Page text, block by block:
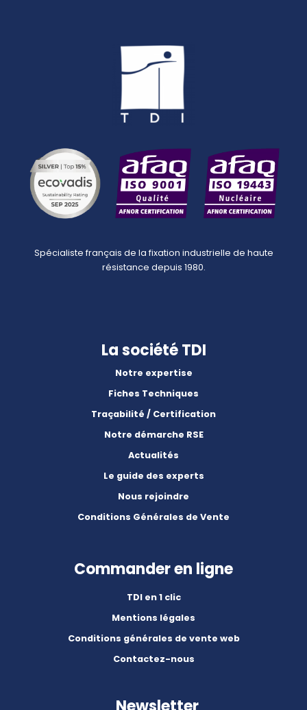
Spécialiste français de la fixation industrielle de haute
résistance depuis 1980.
La société TDI
Notre expertise
Fiches Techniques
Traçabilité / Certification
Notre démarche RSE
Actualités
Le guide des experts
Nous rejoindre
Conditions Générales de Vente
Commander en ligne
TDI en 1 clic
Mentions légales
Conditions générales de vente web
Contactez-nous